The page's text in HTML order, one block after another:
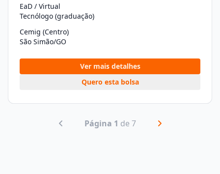
EaD / Virtual
Tecnólogo (graduação)
Cemig (Centro)
São Simão/GO
Ver mais detalhes
Quero esta bolsa
Página 1 de 7